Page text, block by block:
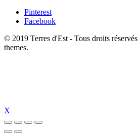
Pinterest
Facebook
© 2019 Terres d'Est - Tous droits réservés
themes.
X